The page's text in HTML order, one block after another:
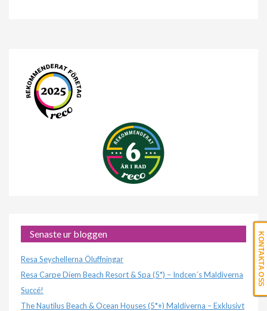
Senaste ur bloggen
Resa Seychellerna Öluffningar
Resa Carpe Diem Beach Resort & Spa (5*) – Indcen´s Maldiverna
Succé!
The Nautilus Beach & Ocean Houses (5*+) Maldiverna – Exklusivt
KONTAKTA OSS